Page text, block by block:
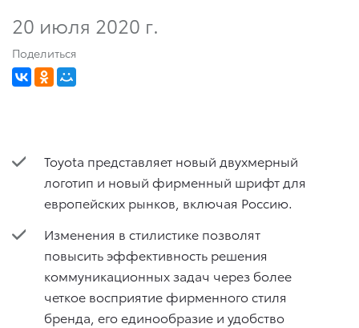
20 июля 2020 г.
Поделиться
Toyota представляет новый двухмерный
логотип и новый фирменный шрифт для
европейских рынков, включая Россию.
Изменения в стилистике позволят
повысить эффективность решения
коммуникационных задач через более
четкое восприятие фирменного стиля
бренда, его единообразие и удобство